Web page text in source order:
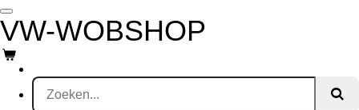
Ga
direct
naar
de
hoofdinhoud
VW-WOBSHOP